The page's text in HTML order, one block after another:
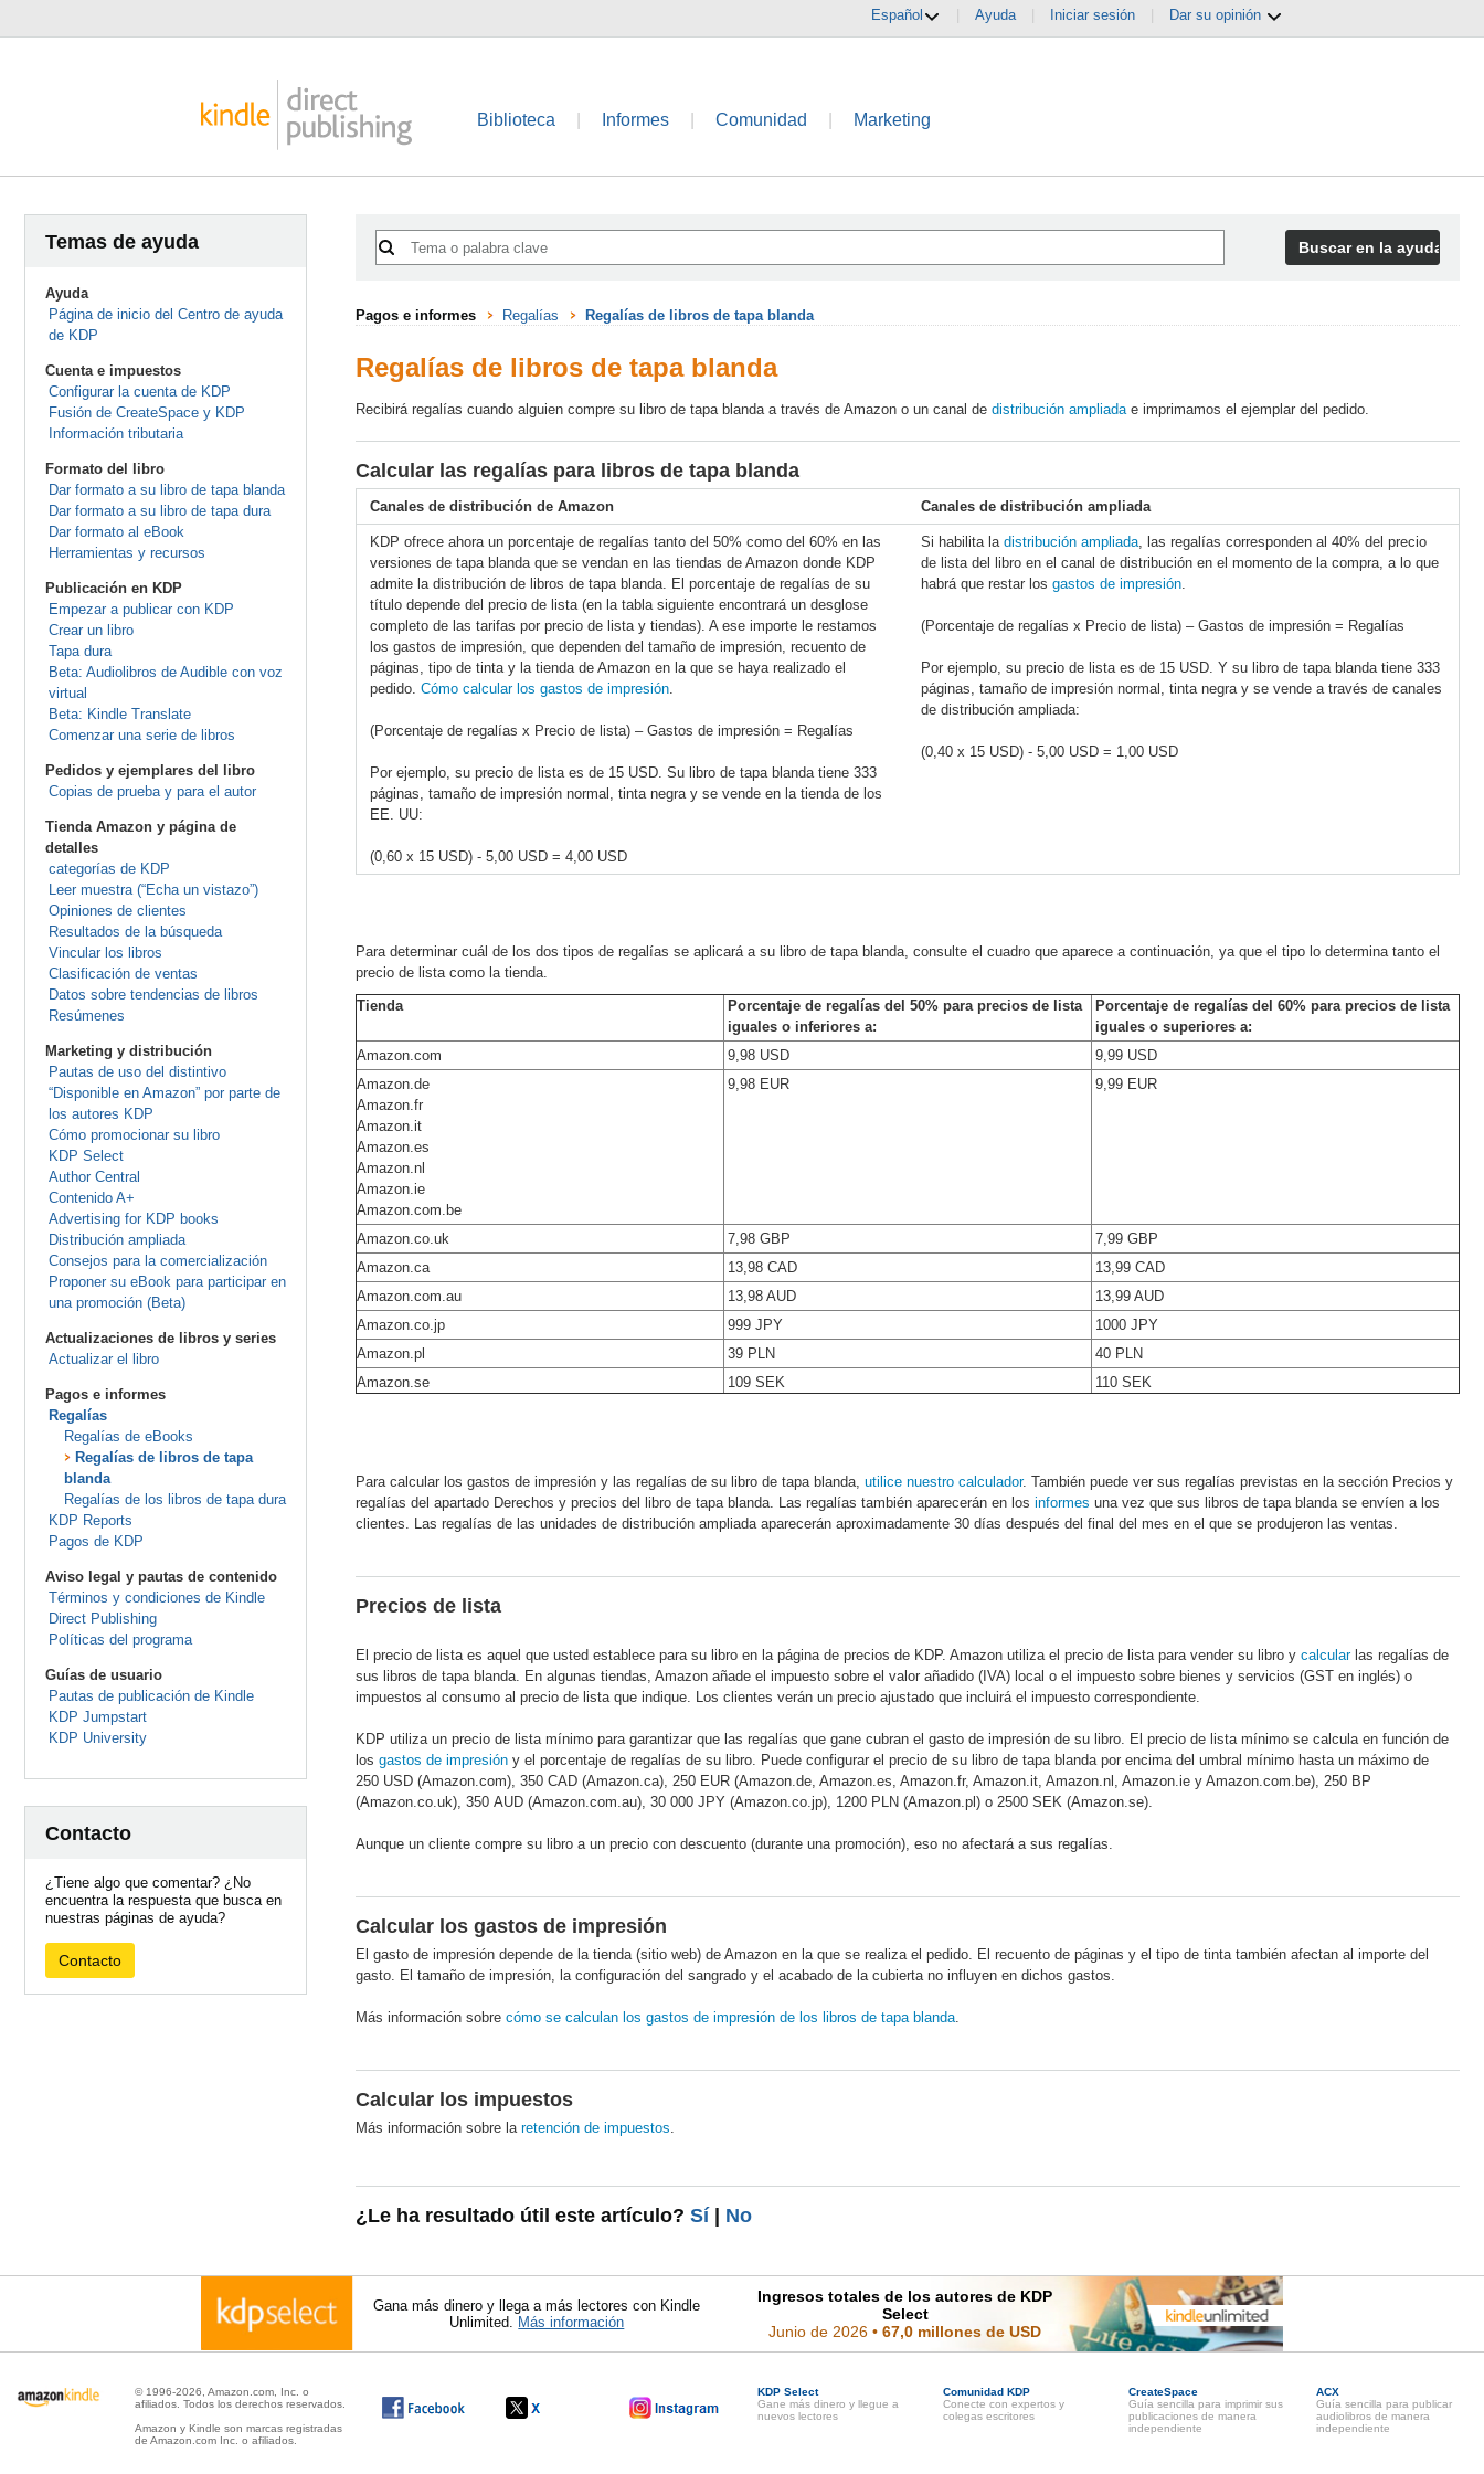
Español Ayuda Iniciar sesión Dar su opinión
Biblioteca Informes Comunidad Marketing
Temas de ayuda
Ayuda
Página de inicio del Centro de ayuda
de KDP
Cuenta e impuestos
Configurar la cuenta de KDP
Fusión de CreateSpace y KDP
Información tributaria
Formato del libro
Dar formato a su libro de tapa blanda
Dar formato a su libro de tapa dura
Dar formato al eBook
Herramientas y recursos
Publicación en KDP
Empezar a publicar con KDP
Crear un libro
Tapa dura
Beta: Audiolibros de Audible con voz
virtual
Beta: Kindle Translate
Comenzar una serie de libros
Pedidos y ejemplares del libro
Copias de prueba y para el autor
Tienda Amazon y página de
detalles
categorías de KDP
Leer muestra (“Echa un vistazo”)
Opiniones de clientes
Resultados de la búsqueda
Vincular los libros
Clasificación de ventas
Datos sobre tendencias de libros
Resúmenes
Marketing y distribución
Pautas de uso del distintivo
“Disponible en Amazon” por parte de
los autores KDP
Cómo promocionar su libro
KDP Select
Author Central
Contenido A+
Advertising for KDP books
Distribución ampliada
Consejos para la comercialización
Proponer su eBook para participar en
una promoción (Beta)
Actualizaciones de libros y series
Actualizar el libro
Pagos e informes
Regalías
Regalías de eBooks
Regalías de libros de tapa
blanda
Regalías de los libros de tapa dura
KDP Reports
Pagos de KDP
Aviso legal y pautas de contenido
Términos y condiciones de Kindle
Direct Publishing
Políticas del programa
Guías de usuario
Pautas de publicación de Kindle
KDP Jumpstart
KDP University
Contacto
¿Tiene algo que comentar? ¿No
encuentra la respuesta que busca en
nuestras páginas de ayuda?
Contacto
Buscar en la ayuda
Pagos e informes Regalías Regalías de libros de tapa blanda
Regalías de libros de tapa blanda
Recibirá regalías cuando alguien compre su libro de tapa blanda a través de Amazon o un canal de distribución ampliadae imprimamos el ejemplar del pedido.
Calcular las regalías para libros de tapa blanda
Canales de distribución de Amazon Canales de distribución ampliada
KDP ofrece ahora un porcentaje de regalías tanto del 50% como del 60% en las
versiones de tapa blanda que se vendan en las tiendas de Amazon donde KDP
admite la distribución de libros de tapa blanda. El porcentaje de regalías de su
título depende del precio de lista (en la tabla siguiente encontrará un desglose
completo de las tarifas por precio de lista y tiendas). A ese importe le restamos
los gastos de impresión, que dependen del tamaño de impresión, recuento de
páginas, tipo de tinta y la tienda de Amazon en la que se haya realizado el
pedido. Cómo calcular los gastos de impresión.
(Porcentaje de regalías x Precio de lista) – Gastos de impresión = Regalías
Por ejemplo, su precio de lista es de 15 USD. Su libro de tapa blanda tiene 333
páginas, tamaño de impresión normal, tinta negra y se vende en la tienda de los
EE. UU:
(0,60 x 15 USD) - 5,00 USD = 4,00 USD
Si habilita la distribución ampliada, las regalías corresponden al 40% del precio
de lista del libro en el canal de distribución en el momento de la compra, a lo que
habrá que restar los gastos de impresión.
(Porcentaje de regalías x Precio de lista) – Gastos de impresión = Regalías
Por ejemplo, su precio de lista es de 15 USD. Y su libro de tapa blanda tiene 333
páginas, tamaño de impresión normal, tinta negra y se vende a través de canales
de distribución ampliada:
(0,40 x 15 USD) - 5,00 USD = 1,00 USD
Para determinar cuál de los dos tipos de regalías se aplicará a su libro de tapa blanda, consulte el cuadro que aparece a continuación, ya que el tipo lo determina tanto el
precio de lista como la tienda.
Tienda
Porcentaje de regalías del 50% para precios de lista
iguales o inferiores a:
Porcentaje de regalías del 60% para precios de lista
iguales o superiores a:
Amazon.com
9,98 USD
9,99 USD
Amazon.de
Amazon.fr
Amazon.it
Amazon.es
Amazon.nl
Amazon.ie
Amazon.com.be
9,98 EUR 9,99 EUR
Amazon.co.uk 7,98 GBP
7,99 GBP
Amazon.ca
13,98 CAD
13,99 CAD
Amazon.com.au
13,98 AUD
13,99 AUD
Amazon.co.jp
999 JPY
1000 JPY
Amazon.pl
39 PLN
40 PLN
Amazon.se
109 SEK 110 SEK
Para calcular los gastos de impresión y las regalías de su libro de tapa blanda, utilice nuestro calculador. También puede ver sus regalías previstas en la sección Precios y
regalías del apartado Derechos y precios del libro de tapa blanda. Las regalías también aparecerán en los informes una vez que sus libros de tapa blanda se envíen a los
clientes. Las regalías de las unidades de distribución ampliada aparecerán aproximadamente 30 días después del final del mes en el que se produjeron las ventas.
Precios de lista
El precio de lista es aquel que usted establece para su libro en la página de precios de KDP. Amazon utiliza el precio de lista para vender su libro y calcularlas regalías de
sus libros de tapa blanda. En algunas tiendas, Amazon añade el impuesto sobre el valor añadido (IVA) local o el impuesto sobre bienes y servicios (GST en inglés) o
impuestos al consumo al precio de lista que indique. Los clientes verán un precio ajustado que incluirá el impuesto correspondiente.
KDP utiliza un precio de lista mínimo para garantizar que las regalías que gane cubran el gasto de impresión de su libro. El precio de lista mínimo se calcula en función de
los gastos de impresión y el porcentaje de regalías de su libro. Puede configurar el precio de su libro de tapa blanda por encima del umbral mínimo hasta un máximo de
250 USD (Amazon.com), 350 CAD (Amazon.ca), 250 EUR (Amazon.de, Amazon.es, Amazon.fr, Amazon.it, Amazon.nl, Amazon.ie y Amazon.com.be), 250 BP
(Amazon.co.uk), 350 AUD (Amazon.com.au), 30 000 JPY (Amazon.co.jp), 1200 PLN (Amazon.pl) o 2500 SEK (Amazon.se).
Aunque un cliente compre su libro a un precio con descuento (durante una promoción), eso no afectará a sus regalías.
Calcular los gastos de impresión
El gasto de impresión depende de la tienda (sitio web) de Amazon en la que se realiza el pedido. El recuento de páginas y el tipo de tinta también afectan al importe del
gasto. El tamaño de impresión, la configuración del sangrado y el acabado de la cubierta no influyen en dichos gastos.
Más información sobre cómo se calculan los gastos de impresión de los libros de tapa blanda.
Calcular los impuestos
Más información sobre la retención de impuestos.
¿Le ha resultado útil este artículo? Sí No
Gana más dinero y llega a más lectores con Kindle
Unlimited. Más información
Ingresos totales de los autores de KDP
Select
Junio de 2026 •67,0 millones de USD
© 1996-2026, Amazon.com, Inc. o
afiliados. Todos los derechos reservados.
Amazon y Kindle son marcas registradas
de Amazon.com Inc. o afiliados.
KDP Select
Gane más dinero y llegue a
nuevos lectores
Comunidad KDP
Conecte con expertos y
colegas escritores
CreateSpace
Guía sencilla para imprimir sus
publicaciones de manera
independiente
ACX
Guía sencilla para publicar
audiolibros de manera
independiente